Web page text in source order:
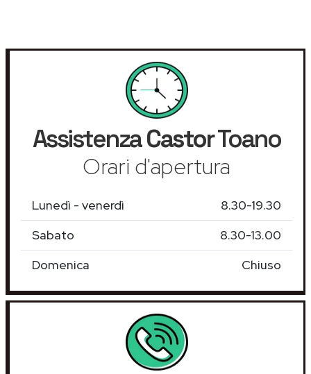
AssistenzaCastorToano
Orari d'apertura
Lunedì - venerdì
8.30-19.30
Sabato
8.30-13.00
Domenica
Chiuso